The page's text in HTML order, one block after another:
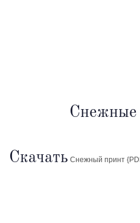
Снежные
Скачать Снежный принт